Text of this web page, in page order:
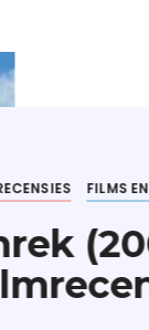
VIDEO ON DEMAND